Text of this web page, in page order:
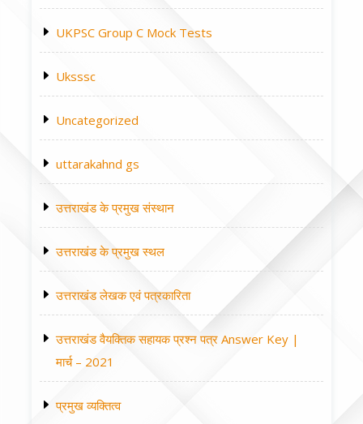
UKPSC Group C Mock Tests
Uksssc
Uncategorized
uttarakahnd gs
उत्तराखंड के प्रमुख संस्थान
उत्तराखंड के प्रमुख स्थल
उत्तराखंड लेखक एवं पत्रकारिता
उत्तराखंड वैयक्तिक सहायक प्रश्न पत्र Answer Key |
मार्च – 2021
प्रमुख व्यक्तित्व